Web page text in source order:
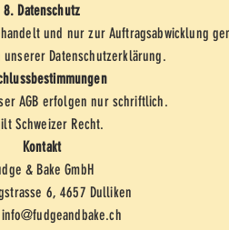
8. Datenschutz
und nur zur Auftragsabwicklung
Datenschutzerklärung.
AGB erfolgen nur schriftlich.
Schweizer Recht.
Kontakt
& Bake GmbH
6, 4657 Dulliken